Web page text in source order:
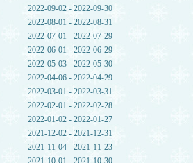
2022-09-02 - 2022-09-30
2022-08-01 - 2022-08-31
2022-07-01 - 2022-07-29
2022-06-01 - 2022-06-29
2022-05-03 - 2022-05-30
2022-04-06 - 2022-04-29
2022-03-01 - 2022-03-31
2022-02-01 - 2022-02-28
2022-01-02 - 2022-01-27
2021-12-02 - 2021-12-31
2021-11-04 - 2021-11-23
2021-10-01 - 2021-10-30